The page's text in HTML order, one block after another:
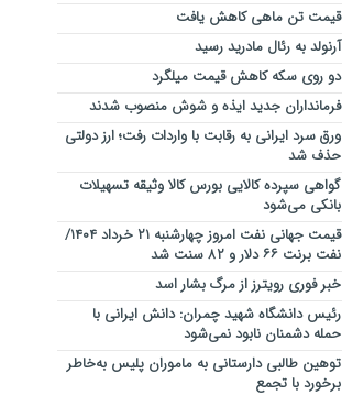
قیمت تن ماهی کاهش یافت
آرنولد به رئال مادرید رسید
دو روی سکه کاهش قیمت میلگرد
فرمانداران جدید ایذه و شوش منصوب شدند
ورق سرد ایرانی به رقابت با واردات رفت؛ ارز دولتی
حذف شد
گواهی سپرده کالایی بورس کالا وثیقه تسهیلات
بانکی می‌شود
قیمت جهانی نفت امروز چهارشنبه ۲۱ خرداد ۱۴۰۴/
نفت برنت ۶۶ دلار و ۸۲ سنت شد
خبر فوری رویترز از مرگ بشار اسد
رئیس دانشگاه شهید چمران: دانش ایرانی با
حمله دشمنان نابود نمی‌شود
توهین طالبی دارستانی به ماموران پلیس به‌خاطر
برخورد با تجمع